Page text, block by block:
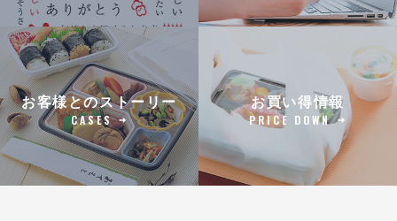
お客様とのストーリー
CASES
お買い得情報
PRICE DOWN